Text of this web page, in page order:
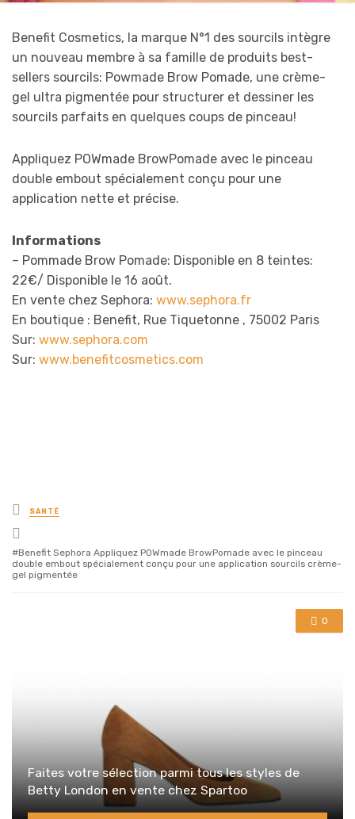
Benefit Cosmetics, la marque N°1 des sourcils intègre
un nouveau membre à sa famille de produits best-
sellers sourcils: Powmade Brow Pomade, une crème-
gel ultra pigmentée pour structurer et dessiner les
sourcils parfaits en quelques coups de pinceau!
Appliquez POWmade BrowPomade avec le pinceau
double embout spécialement conçu pour une
application nette et précise.
Informations
– Pommade Brow Pomade: Disponible en 8 teintes:
22€/ Disponible le 16 août.
En vente chez Sephora: www.sephora.fr
En boutique : Benefit, Rue Tiquetonne , 75002 Paris
Sur: www.sephora.com
Sur: www.benefitcosmetics.com
Posted
in
SANTÉ
with
Benefit Sephora Appliquez POWmade BrowPomade avec le pinceau
double embout spécialement conçu pour une application sourcils crème-
gel pigmentée
0
Faites votre sélection parmi tous les styles de
Betty London en vente chez Spartoo